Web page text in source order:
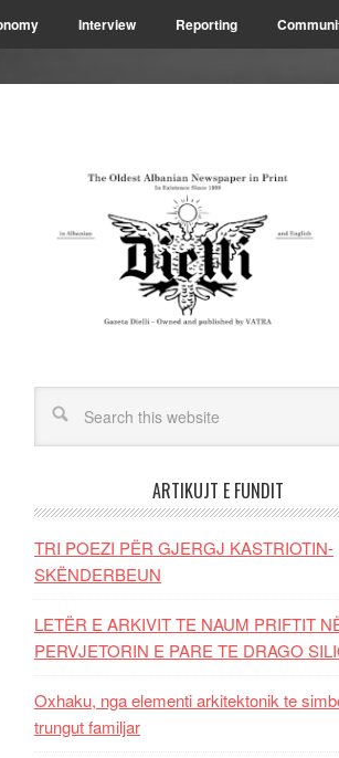
Interview Reporting
ARTIKUJT E FUNDIT
TRI POEZI PËR GJERGJ KASTRIOTIN-
SKËNDERBEUN
LETËR E ARKIVIT TE NAUM PRIFTIT
PERVJETORIN E PARE TE DRAGO
Oxhaku, nga elementi arkitektonik te
trungut familjar